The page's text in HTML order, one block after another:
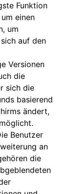
Funktion
einen
um
auf den
Versionen
die
sich die
basierend
ändert,
Benutzer
an
die